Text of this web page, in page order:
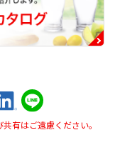
有はご遠慮ください。